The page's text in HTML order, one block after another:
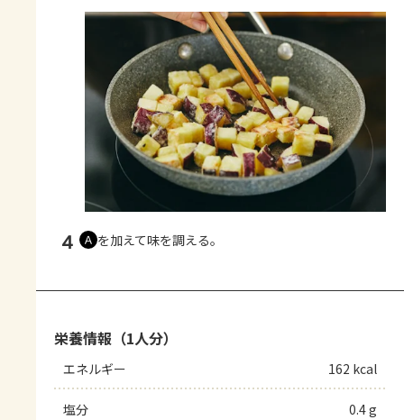
4 Ａ を加えて味を調える。
栄養情報（1人分）
エネルギー 162 kcal
塩分 0.4 g